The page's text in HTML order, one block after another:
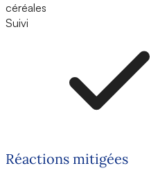
céréales
Suivi
Réactions mitigées